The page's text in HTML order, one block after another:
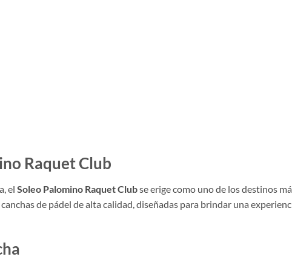
Raquet Club
el Soleo Palomino Raquet Clubse erige como uno de los destinos
de pádel de alta calidad, diseñadas para brindar una